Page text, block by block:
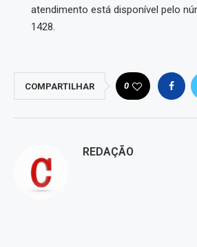
atendimento está disponível pelo
1428.
COMPARTILHAR 0
REDAÇÃO